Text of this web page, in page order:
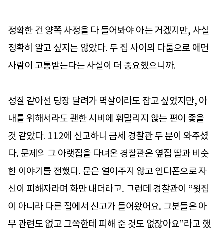
정확한 건 양쪽 사정을 다 들어봐야 아는 거겠지만, 사실
정확히 알고 싶지는 않았다. 두 집 사이의 다툼으로 애먼
사람이 고통받는다는 사실이 더 중요했으니까.
성질 같아선 당장 달려가 멱살이라도 잡고 싶었지만, 아
내를 위해서라도 괜한 시비에 휘말리지 않는 편이 좋을
것 같았다. 112에 신고하니 금세 경찰관 두 분이 와주셨
다. 문제의 그 아랫집을 다녀온 경찰관은 옆집 딸과 비슷
한 이야기를 전했다. 문은 열어주지 않고 인터폰으로 자
신이 피해자라며 화만 내더라고. 그런데 경찰관이 “윗집
이 아니라 다른 집에서 신고가 들어왔어요. 그분들은 아
무 관련도 없고 그쪽한테 피해 준 것도 없잖아요”라고 했